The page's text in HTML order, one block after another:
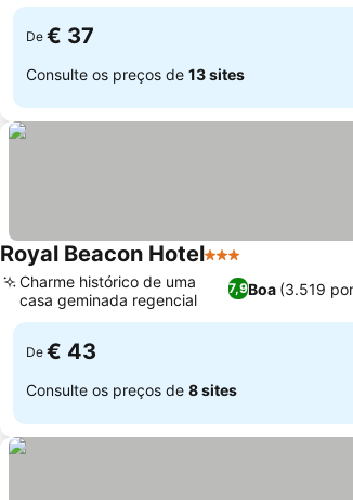
De € 37
Consulte os preços de 13 sites
Royal Beacon Hotel3 Estrelas
7,9Boa (3.519
Charme histórico de uma
casa geminada regencial
De € 43
Consulte os preços de 8 sites